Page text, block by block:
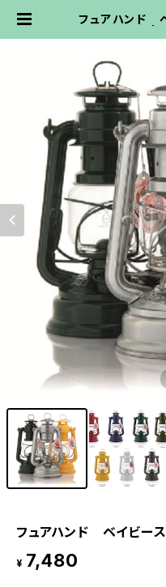
フュアハンド
フュアハンド ベイビー
¥ 7,480